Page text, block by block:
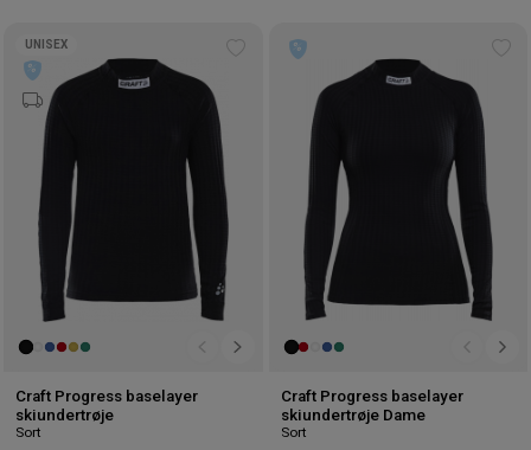
ønskeliste
UNISEX
Craft Progress baselayer
skiundertrøje
Sort
Craft Progress baselayer
skiundertrøje Dame
Sort